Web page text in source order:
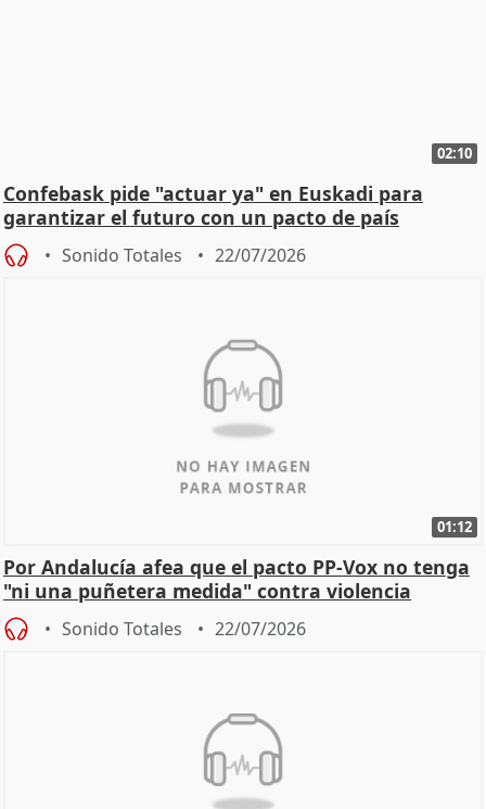
02:10
Confebask pide "actuar ya" en Euskadi para
garantizar el futuro con un pacto de país
Sonido Totales 22/07/2026
01:12
Por Andalucía afea que el pacto PP-Vox no tenga
"ni una puñetera medida" contra violencia
machista
Sonido Totales 22/07/2026